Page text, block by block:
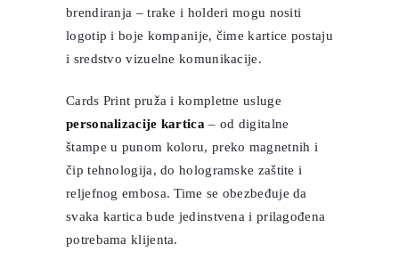
brendiranja – trake i holderi mogu nositi
logotip i boje kompanije, čime kartice postaju
i sredstvo vizuelne komunikacije.
Cards Print pruža i kompletne usluge
personalizacije kartica– od digitalne
štampe u punom koloru, preko magnetnih i
čip tehnologija, do hologramske zaštite i
reljefnog embosa. Time se obezbeđuje da
svaka kartica bude jedinstvena i prilagođena
potrebama klijenta.